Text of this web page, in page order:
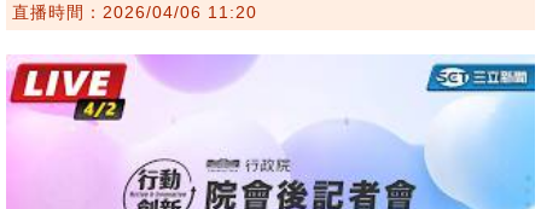
直播時間：2026/04/06 11:20